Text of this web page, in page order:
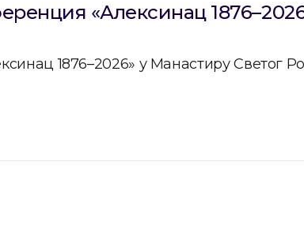
«Алексинац
1876–2026» у Манастиру Светог